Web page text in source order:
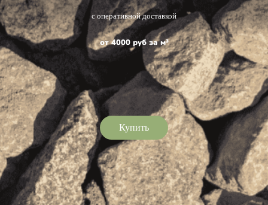
с оперативной доставкой
от 4000 руб за м³
Купить